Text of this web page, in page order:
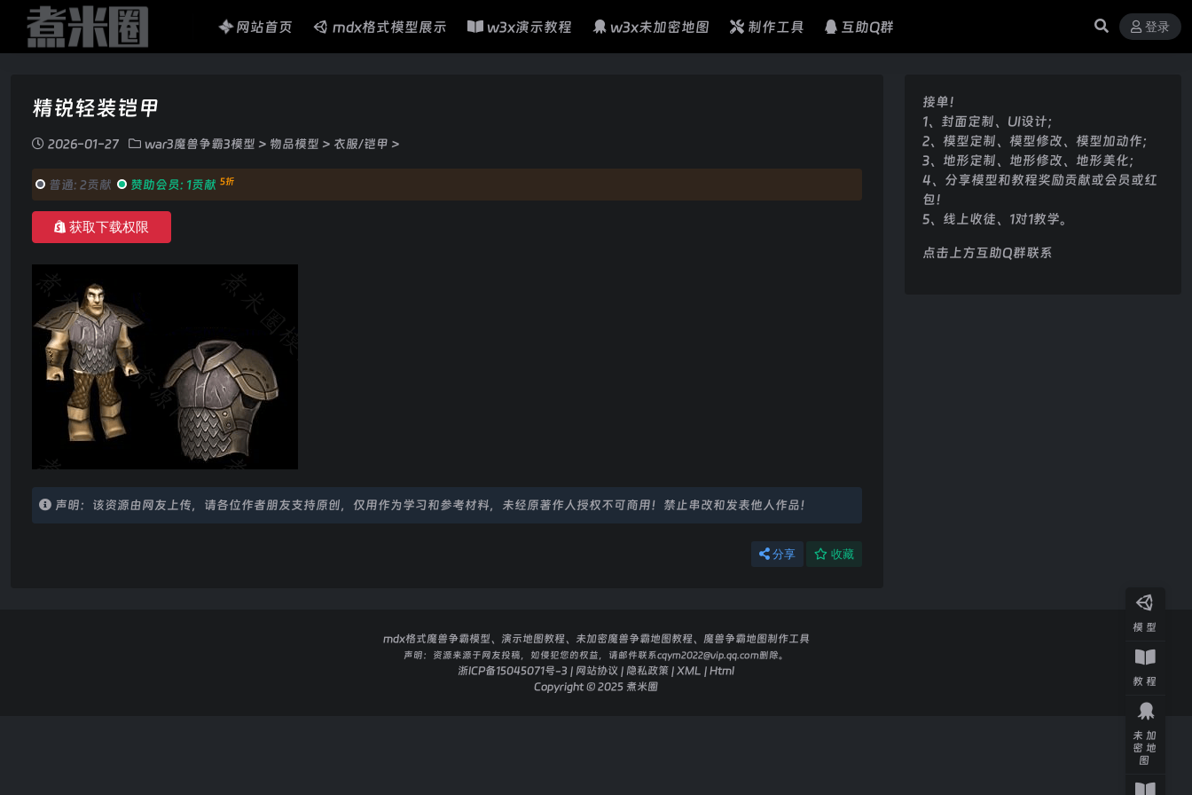
网站首页 mdx格式模型展示 w3x演示教程 w3x未加密地图 制作工具 互助Q群 登录
精锐轻装铠甲
2026-01-27 war3魔兽争霸3模型 > 物品模型 > 衣服/铠甲 >
普通: 2贡献 赞助会员: 1贡献 5折
获取下载权限
声明：该资源由网友上传，请各位作者朋友支持原创，仅用作为学习和参考材料，未经原著作人授权不可商用！禁止串改和发表他人作品！
分享 收藏
接单！
1、封面定制、UI设计；
2、模型定制、模型修改、模型加动作；
3、地形定制、地形修改、地形美化；
4、分享模型和教程奖励贡献或会员或红
包！
5、线上收徒、1对1教学。
点击上方互助Q群联系
mdx格式魔兽争霸模型、演示地图教程、未加密魔兽争霸地图教程、魔兽争霸地图制作工具
声明： 资源来源于网友投稿，如侵犯您的权益，请邮件联系cqym2022@vip.qq.com删除。
浙ICP备15045071号-3 | 网站协议 | 隐私政策 | XML | Html
Copyright © 2025 煮米圈
模型
教程
未加
密地
图